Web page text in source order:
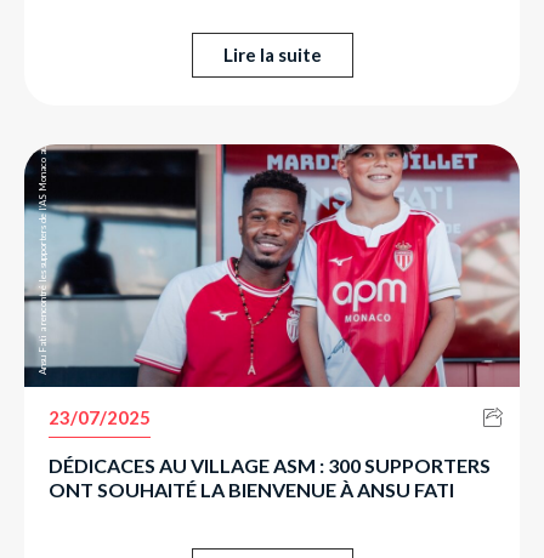
Lire la suite
Ansu Fati a rencontré les supporters de l’AS Monaco au Village ASM.
23/07/2025
DÉDICACES AU VILLAGE ASM : 300 SUPPORTERS
ONT SOUHAITÉ LA BIENVENUE À ANSU FATI